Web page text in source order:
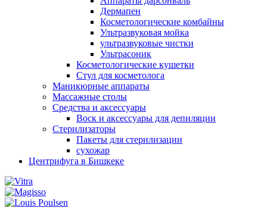
Дермапен
Косметологические комбайны
Ультразвуковая мойка
ультразвуковые чистки
Ультрасоник
Косметологические кушетки
Стул для косметолога
Маникюрные аппараты
Массажные столы
Средства и аксессуары
Воск и аксессуары для депиляции
Стерилизаторы
Пакеты для стерилизации
сухожар
Центрифуга в Бишкеке